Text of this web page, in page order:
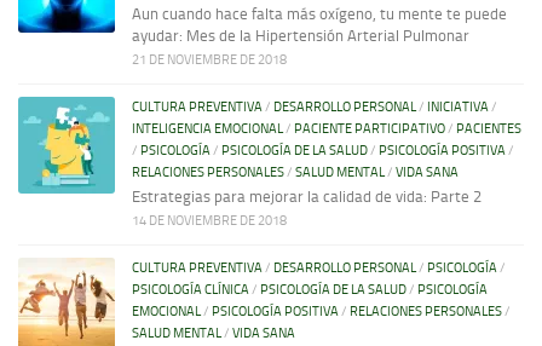
Aun cuando hace falta más oxígeno, tu mente te puede
ayudar: Mes de la Hipertensión Arterial Pulmonar
21 DE NOVIEMBRE DE 2018
CULTURA PREVENTIVA/ DESARROLLO PERSONAL/ INICIATIVA/
INTELIGENCIA EMOCIONAL/ PACIENTE PARTICIPATIVO/ PACIENTES
/ PSICOLOGÍA/ PSICOLOGÍA DE LA SALUD/ PSICOLOGÍA POSITIVA/
RELACIONES PERSONALES/ SALUD MENTAL/ VIDA SANA
Estrategias para mejorar la calidad de vida: Parte 2
14 DE NOVIEMBRE DE 2018
CULTURA PREVENTIVA/ DESARROLLO PERSONAL/ PSICOLOGÍA/
PSICOLOGÍA CLÍNICA/ PSICOLOGÍA DE LA SALUD/ PSICOLOGÍA
EMOCIONAL/ PSICOLOGÍA POSITIVA/ RELACIONES PERSONALES/
SALUD MENTAL/ VIDA SANA